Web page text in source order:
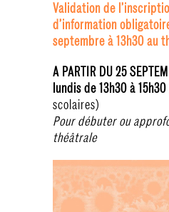
Validation de
d’information
septembre à 13h30 au
A PARTIR DU 25
lundis de 13h30 à 15h30
scolaires)
Pour débuter ou
théâtrale